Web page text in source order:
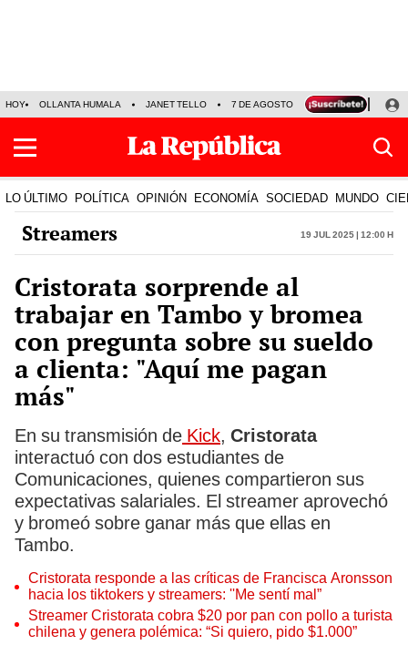
HOY OLLANTA HUMALA JANET TELLO 7 DE AGOSTO TINKA RESULTADOS
LO ÚLTIMO POLÍTICA OPINIÓN ECONOMÍA SOCIEDAD MUNDO
Streamers 19 Jul 2025 | 12:00 h
Cristorata sorprende al
trabajar en Tambo y bromea
con pregunta sobre su sueldo
a clienta: "Aquí me pagan
más"
En su transmisión de Kick, Cristorata
interactuó con dos estudiantes de
Comunicaciones, quienes compartieron sus
expectativas salariales. El streamer aprovechó
y bromeó sobre ganar más que ellas en
Tambo.
Cristorata responde a las críticas de Francisca Aronsson
hacia los tiktokers y streamers: ''Me sentí mal”
Streamer Cristorata cobra $20 por pan con pollo a turista
chilena y genera polémica: “Si quiero, pido $1.000”